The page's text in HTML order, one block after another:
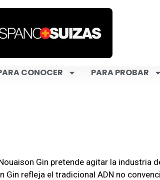
CONOCER
PARA PROBAR
Gin pretende agitar la industria
refleja el tradicional ADN no